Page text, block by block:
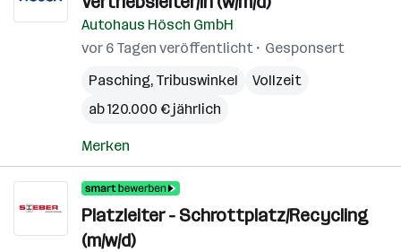
Autohaus Hösch GmbH
vor 6 Tagen veröffentlicht
Gesponsert
Pasching, Tribuswinkel
Vollzeit
ab 120.000 € jährlich
Merken
Platzleiter - Schrottplatz/Recycling
(m/w/d)